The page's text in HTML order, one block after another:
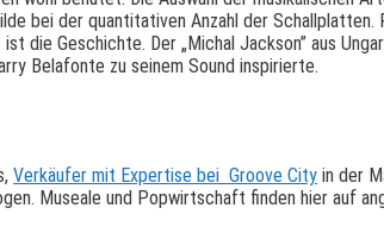
bei der quantitativen Anzahl der Schallplatten.
die Geschichte. Der „Michal Jackson” aus
Belafonte zu seinem Sound inspirierte.
Besuchern
Verkäufer mit Expertise bei Groove City in der
Museale und Popwirtschaft finden hier auf